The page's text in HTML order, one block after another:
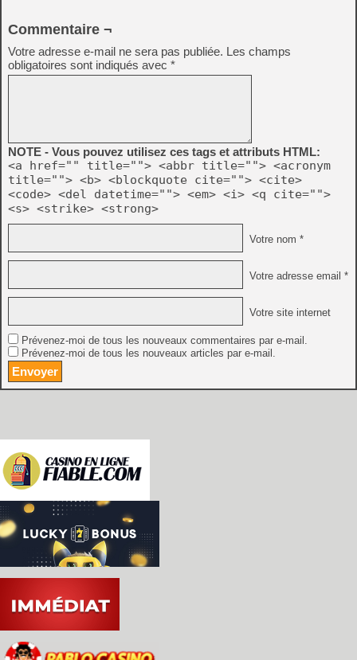
Commentaire ¬
Votre adresse e-mail ne sera pas publiée. Les champs
obligatoires sont indiqués avec *
NOTE - Vous pouvez utilisez ces tags et attributs HTML:
<a href="" title=""> <abbr title=""> <acronym
title=""> <b> <blockquote cite=""> <cite>
<code> <del datetime=""> <em> <i> <q cite="">
<s> <strike> <strong>
Votre nom *
Votre adresse email *
Votre site internet
Prévenez-moi de tous les nouveaux commentaires par e-mail.
Prévenez-moi de tous les nouveaux articles par e-mail.